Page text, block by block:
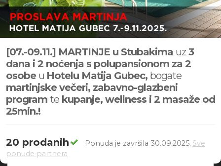
[07.-09.11.] MARTINJE u Stubakima uz 3
dana i 2 noćenja s polupansionom za 2
osobe u Hotelu Matija Gubec, bogate
martinjske večeri, zabavno-glazbeni
program te kupanje, wellness i 2 masaže od
25min.!
20 prodanih Ponuda je završila 30.09.2025. Sve
ponude partnera